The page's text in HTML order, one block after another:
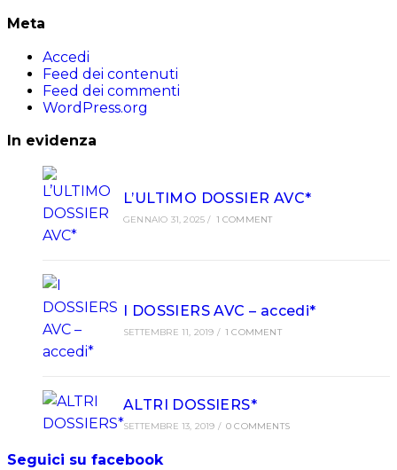
Meta
Accedi
Feed dei contenuti
Feed dei commenti
WordPress.org
In evidenza
L’ULTIMO DOSSIER AVC*
GENNAIO 31, 2025 / 1 COMMENT
I DOSSIERS AVC – accedi*
SETTEMBRE 11, 2019 / 1 COMMENT
ALTRI DOSSIERS*
SETTEMBRE 13, 2019 / 0 COMMENTS
Seguici su facebook